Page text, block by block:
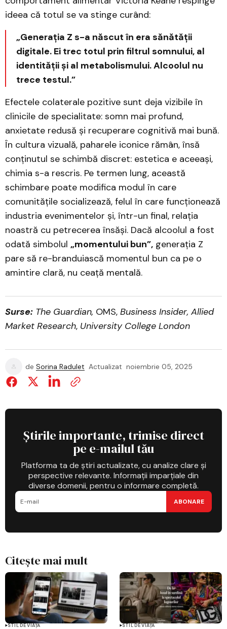
ideea că totul se va stinge curând:
„Generația Z s-a născut în era sănătății
digitale. Ei trec totul prin filtrul somnului, al
identității și al metabolismului. Alcoolul nu
trece testul.”
Efectele colaterale pozitive sunt deja vizibile în
clinicile de specialitate: somn mai profund,
anxietate redusă și recuperare cognitivă mai bună.
În cultura vizuală, paharele iconice rămân, însă
conținutul se schimbă discret: estetica e aceeași,
chimia s-a rescris. Pe termen lung, această
schimbare poate modifica modul în care
comunitățile socializează, felul în care funcționează
industria evenimentelor și, într-un final, relația
noastră cu petrecerea însăși. Dacă alcoolul a fost
odată simbolul „momentului bun”, generația Z
pare să re-branduiască momentul bun ca pe o
amintire clară, nu ceață mentală.
Surse: The Guardian, OMS, Business Insider, Allied
Market Research, University College London
de Sorina Radulet Actualizat noiembrie 05, 2025
Știrile importante, trimise direct
pe e-mailul tău
Platforma ta de știri actualizate, cu analize clare și
perspective relevante. Informații imparțiale din
diverse domenii, pentru o informare completă.
ABONARE
Citește mai mult
STIL DE VIAȚĂ STIL DE VIAȚĂ